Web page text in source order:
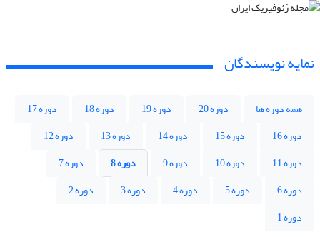
نمایه نویسندگان
همه دوره ها دوره 20 دوره 19 دوره 18
دوره 17
دوره 16
دوره 15 دوره 14 دوره 13
دوره 12
دوره 11
دوره 10 دوره 9 دوره 8
دوره 7
دوره 6
دوره 5 دوره 4 دوره 3
دوره 2
دوره 1